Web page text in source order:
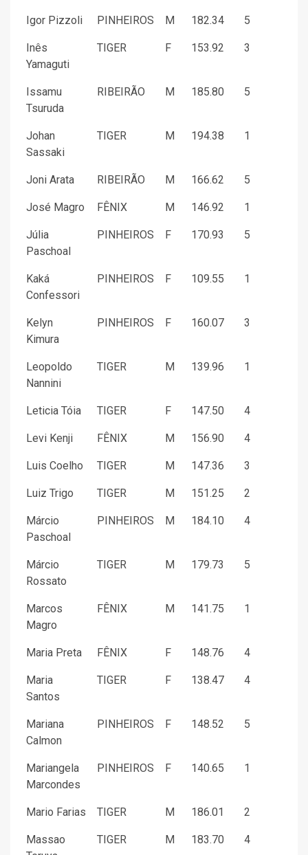
Igor Pizzoli PINHEIROS M 182.34 5
Inês
Yamaguti
TIGER F 153.92 3
Issamu
Tsuruda
RIBEIRÃO M 185.80 5
Johan
Sassaki
TIGER M 194.38 1
Joni Arata RIBEIRÃO M 166.62 5
José Magro FÊNIX M 146.92 1
Júlia
Paschoal
PINHEIROS F 170.93 5
Kaká
Confessori
PINHEIROS F 109.55 1
Kelyn
Kimura
PINHEIROS F 160.07 3
Leopoldo
Nannini
TIGER M 139.96 1
Leticia Tóia TIGER F 147.50 4
Levi Kenji FÊNIX M 156.90 4
Luis Coelho TIGER M 147.36 3
Luiz Trigo TIGER M 151.25 2
Márcio
Paschoal
PINHEIROS M 184.10 4
Márcio
Rossato
TIGER M 179.73 5
Marcos
Magro
FÊNIX M 141.75 1
Maria Preta FÊNIX F 148.76 4
Maria
Santos
TIGER F 138.47 4
Mariana
Calmon
PINHEIROS F 148.52 5
Mariangela
Marcondes
PINHEIROS F 140.65 1
Mario Farias TIGER M 186.01 2
Massao
TIGER M 183.70 4